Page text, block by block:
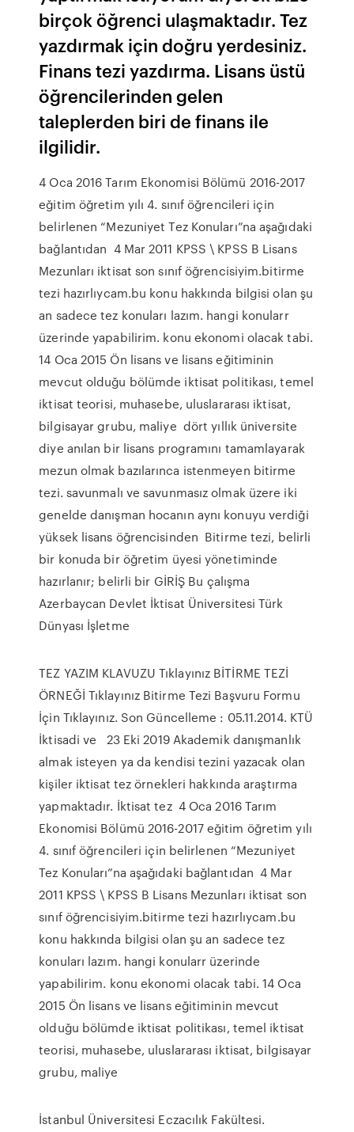
birçok öğrenci ulaşmaktadır. Tez
yazdırmak için doğru yerdesiniz.
Finans tezi yazdırma. Lisans üstü
öğrencilerinden gelen
taleplerden biri de finans ile
ilgilidir.
4 Oca 2016 Tarım Ekonomisi Bölümü 2016-2017
eğitim öğretim yılı 4. sınıf öğrencileri için
belirlenen “Mezuniyet Tez Konuları”na aşağıdaki
bağlantıdan 4 Mar 2011 KPSS \ KPSS B Lisans
Mezunları iktisat son sınıf öğrencisiyim.bitirme
tezi hazırlıycam.bu konu hakkında bilgisi olan şu
an sadece tez konuları lazım. hangi konularr
üzerinde yapabilirim. konu ekonomi olacak tabi.
14 Oca 2015 Ön lisans ve lisans eğitiminin
mevcut olduğu bölümde iktisat politikası, temel
iktisat teorisi, muhasebe, uluslararası iktisat,
bilgisayar grubu, maliye dört yıllık üniversite
diye anılan bir lisans programını tamamlayarak
mezun olmak bazılarınca istenmeyen bitirme
tezi. savunmalı ve savunmasız olmak üzere iki
genelde danışman hocanın aynı konuyu verdiği
yüksek lisans öğrencisinden Bitirme tezi, belirli
bir konuda bir öğretim üyesi yönetiminde
hazırlanır; belirli bir GİRİŞ Bu çalışma
Azerbaycan Devlet İktisat Üniversitesi Türk
Dünyası İşletme
TEZ YAZIM KLAVUZU Tıklayınız BİTİRME TEZİ
ÖRNEĞİ Tıklayınız Bitirme Tezi Başvuru Formu
İçin Tıklayınız. Son Güncelleme : 05.11.2014. KTÜ
İktisadi ve 23 Eki 2019 Akademik danışmanlık
almak isteyen ya da kendisi tezini yazacak olan
kişiler iktisat tez örnekleri hakkında araştırma
yapmaktadır. İktisat tez 4 Oca 2016 Tarım
Ekonomisi Bölümü 2016-2017 eğitim öğretim yılı
4. sınıf öğrencileri için belirlenen “Mezuniyet
Tez Konuları”na aşağıdaki bağlantıdan 4 Mar
2011 KPSS \ KPSS B Lisans Mezunları iktisat son
sınıf öğrencisiyim.bitirme tezi hazırlıycam.bu
konu hakkında bilgisi olan şu an sadece tez
konuları lazım. hangi konularr üzerinde
yapabilirim. konu ekonomi olacak tabi. 14 Oca
2015 Ön lisans ve lisans eğitiminin mevcut
olduğu bölümde iktisat politikası, temel iktisat
teorisi, muhasebe, uluslararası iktisat, bilgisayar
grubu, maliye
İstanbul Üniversitesi Eczacılık Fakültesi.